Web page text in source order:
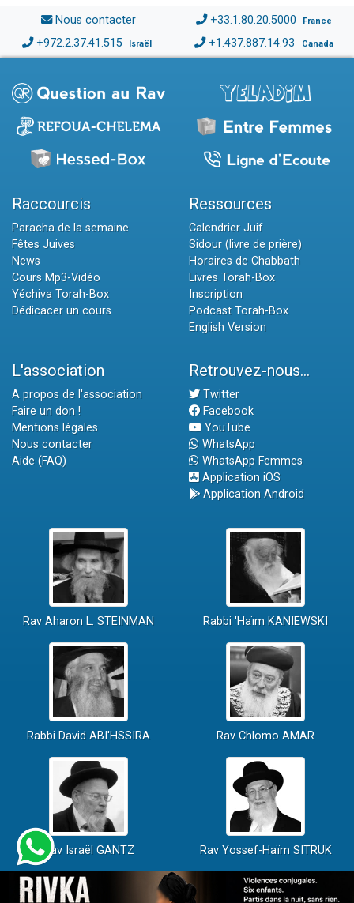
Nous contacter +33.1.80.20.5000 France
+972.2.37.41.515 Israël +1.437.887.14.93 Canada
Raccourcis
Paracha de la semaine
Fêtes Juives
News
Cours Mp3-Vidéo
Yéchiva Torah-Box
Dédicacer un cours
Ressources
Calendrier Juif
Sidour (livre de prière)
Horaires de Chabbath
Livres Torah-Box
Inscription
Podcast Torah-Box
English Version
L'association
A propos de l'association
Faire un don !
Mentions légales
Nous contacter
Aide (FAQ)
Retrouvez-nous...
Twitter
Facebook
YouTube
WhatsApp
WhatsApp Femmes
Application iOS
Application Android
Rav Aharon L. STEINMAN Rabbi 'Haïm KANIEWSKI
Rabbi David ABI'HSSIRA Rav Chlomo AMAR
Rav Israël GANTZ Rav Yossef-Haïm SITRUK